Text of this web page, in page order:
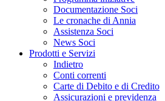
Documentazione Soci
Le cronache di Annia
Assistenza Soci
News Soci
Prodotti e Servizi
Indietro
Conti correnti
Carte di Debito e di Credito
Assicurazioni e previdenza